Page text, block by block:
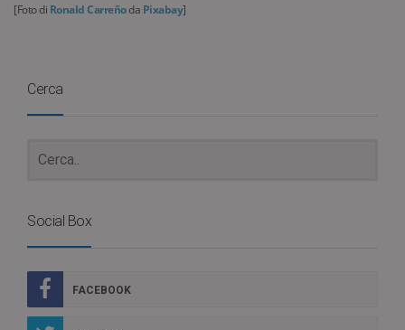
[Foto di Ronald Carreñoda Pixabay]
Cerca
Social Box
FACEBOOK